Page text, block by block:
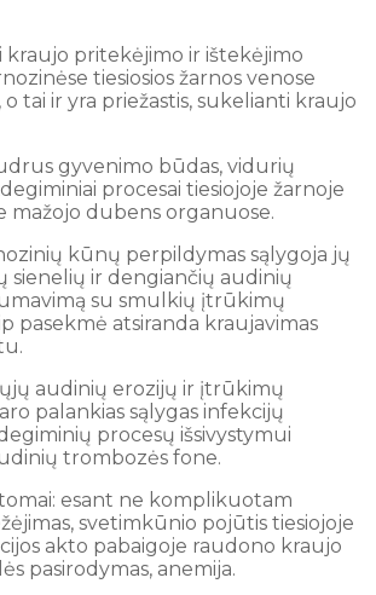
kraujo pritekėjimo ir ištekėjimo
tiesiosios žarnos venose
tai ir yra priežastis, sukelianti kraujo
gyvenimo būdas, vidurių
procesai tiesiojoje žarnoje
mažojo dubens organuose.
kūnų perpildymas sąlygoja jų
sienelių ir dengiančių audinių
su smulkių įtrūkimų
pasekmė atsiranda kraujavimas
audinių erozijų ir įtrūkimų
palankias sąlygas infekcijų
procesų išsivystymui
trombozės fone.
esant ne komplikuotam
svetimkūnio pojūtis tiesiojoje
akto pabaigoje raudono kraujo
pasirodymas, anemija.